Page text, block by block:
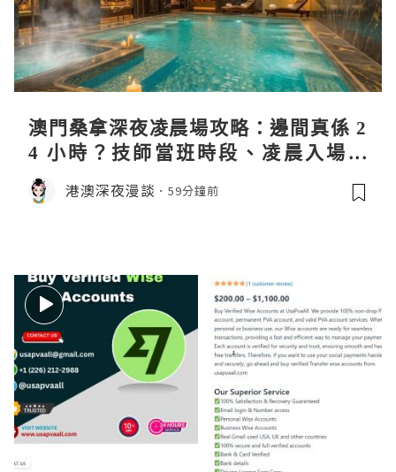
澳門桑拿深夜凌晨場攻略：邊間真係 2
4 小時？技師當班時段、凌晨入場流
程、過夜安排一次過講清
港澳深夜漫談 59分鐘前